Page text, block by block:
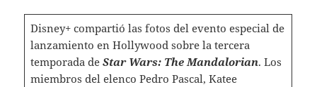
Disney+ compartió las fotos del evento especial de
lanzamiento en Hollywood sobre la tercera
temporada de Star Wars: The Mandalorian. Los
miembros del elenco Pedro Pascal, Katee